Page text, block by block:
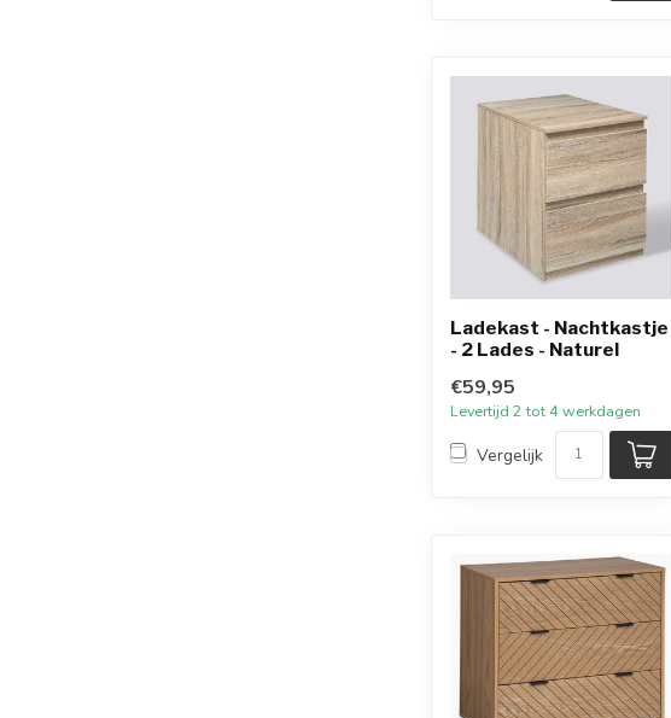
Ladekast - Nachtkastje
- 2 Lades - Naturel
€59,95
Levertijd 2 tot 4 werkdagen
Vergelijk